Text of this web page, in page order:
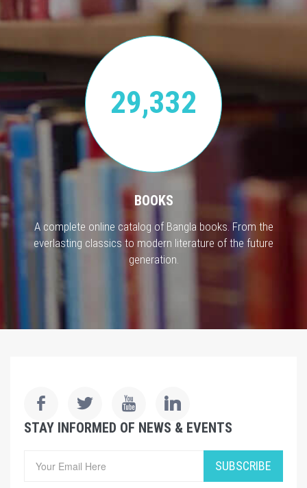
29,332
BOOKS
A complete online catalog of Bangla books. From the
everlasting classics to modern literature of the future
generation.
STAY INFORMED OF NEWS & EVENTS
SUBSCRIBE